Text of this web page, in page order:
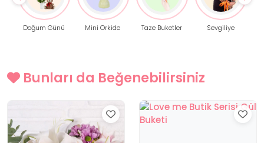
Doğum Günü Mini Orkide Taze Buketler Sevgiliye
Bunları da Beğenebilirsiniz